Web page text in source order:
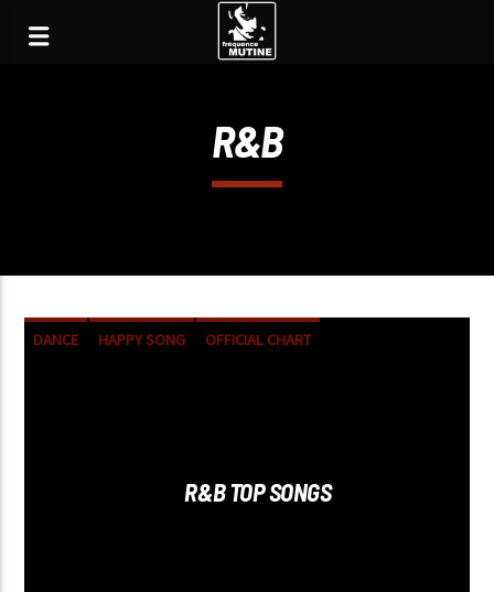
R&B
DANCE HAPPY SONG
OFFICIAL CHART
R&B TOP SONGS